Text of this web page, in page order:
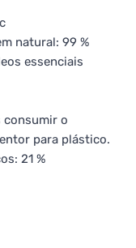
natural: 99 %
essenciais
consumir o
para plástico.
21 %